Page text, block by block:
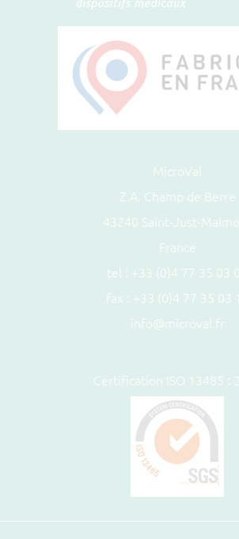
MicroVal
Z.A. Champ de Berre
43240 Saint-Just-
France
tel : +33 (0)4 77 35 03
fax : +33 (0)4 77 35 03
info@microval.fr
Certification ISO 13485 :